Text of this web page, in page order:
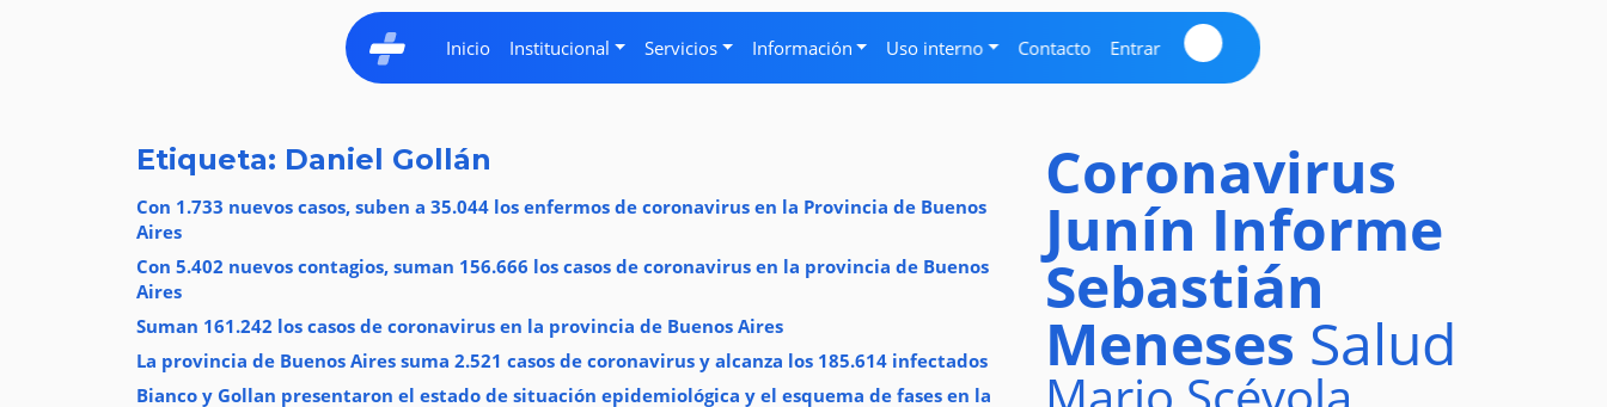
Inicio Institucional Servicios Información Uso interno Contacto Entrar
Etiqueta: Daniel Gollán
Con 1.733 nuevos casos, suben a 35.044 los enfermos de coronavirus en la Provincia de Buenos
Aires
Con 5.402 nuevos contagios, suman 156.666 los casos de coronavirus en la provincia de Buenos
Aires
Suman 161.242 los casos de coronavirus en la provincia de Buenos Aires
La provincia de Buenos Aires suma 2.521 casos de coronavirus y alcanza los 185.614 infectados
Bianco y Gollan presentaron el estado de situación epidemiológica y el esquema de fases en la
Coronavirus
Junín Informe
Sebastián
Meneses Salud